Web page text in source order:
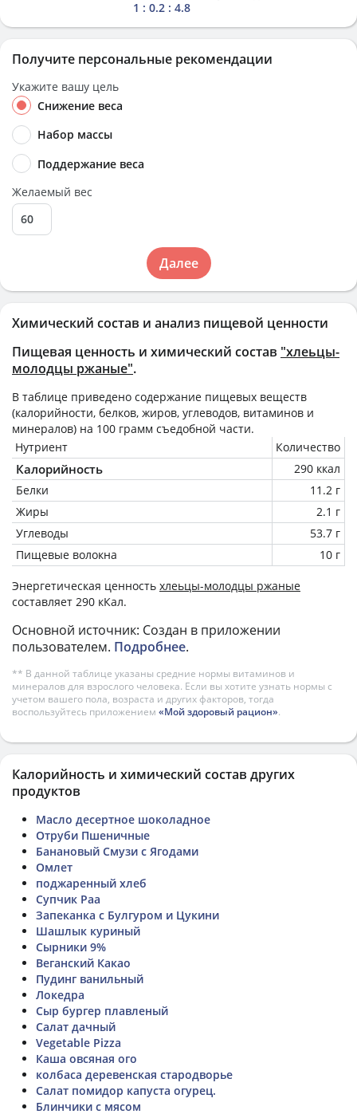
Химический состав и анализ пищевой ценности
Пищевая ценность и химический состав "хлеьцы-
молодцы ржаные".
В таблице приведено содержание пищевых веществ
(калорийности, белков, жиров, углеводов, витаминов и
минералов) на 100 грамм съедобной части.
Нутриент
Количество
Калорийность
290 ккал
Белки
11.2 г
Жиры
2.1 г
Углеводы
53.7 г
Пищевые волокна
10 г
Энергетическая ценность хлеьцы-молодцы ржаные
составляет 290 кКал.
Основной источник: Создан в приложении
пользователем. Подробнее.
** В данной таблице указаны средние нормы витаминов и
минералов для взрослого человека. Если вы хотите узнать нормы с
учетом вашего пола, возраста и других факторов, тогда
воспользуйтесь приложением «Мой здоровый рацион».
1 : 0.2 : 4.8
Получите персональные рекомендации
Укажите вашу цель
Снижение веса
Набор массы
Поддержание веса
Желаемый вес
Далее
Калорийность и химический состав других
продуктов
Масло десертное шоколадное
Отруби Пшеничные
Банановый Смузи с Ягодами
Омлет
поджаренный хлеб
Супчик Раа
Запеканка с Булгуром и Цукини
Шашлык куриный
Сырники 9%
Веганский Какао
Пудинг ванильный
Локедра
Сыр бургер плавленый
Салат дачный
Vegetable Pizza
Каша овсяная ого
колбаса деревенская стародворье
Салат помидор капуста огурец.
Блинчики с мясом